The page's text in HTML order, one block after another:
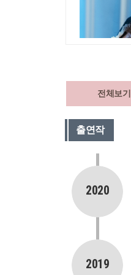
전체보기
출연작
2020
2019